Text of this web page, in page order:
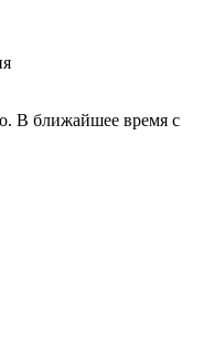
В ближайшее время с